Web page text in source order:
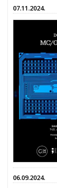
07.11.2024.
06.09.2024.